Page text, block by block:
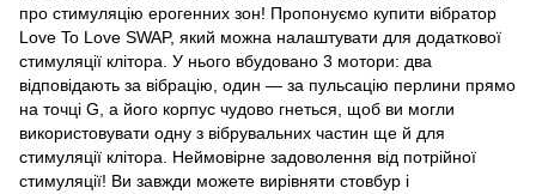
про стимуляцію ерогенних зон! Пропонуємо купити вібратор
Love To Love SWAP, який можна налаштувати для додаткової
стимуляції клітора. У нього вбудовано 3 мотори: два
відповідають за вібрацію, один — за пульсацію перлини прямо
на точці G, а його корпус чудово гнеться, щоб ви могли
використовувати одну з вібрувальних частин ще й для
стимуляції клітора. Неймовірне задоволення від потрійної
стимуляції! Ви завжди можете вирівняти стовбур і